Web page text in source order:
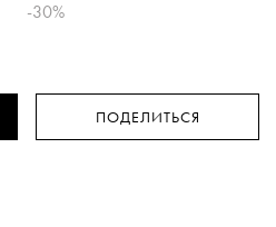
-30%
ПОДЕЛИТЬСЯ